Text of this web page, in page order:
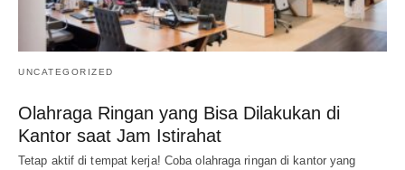
UNCATEGORIZED
Olahraga Ringan yang Bisa Dilakukan di
Kantor saat Jam Istirahat
Tetap aktif di tempat kerja! Coba olahraga ringan di kantor yang